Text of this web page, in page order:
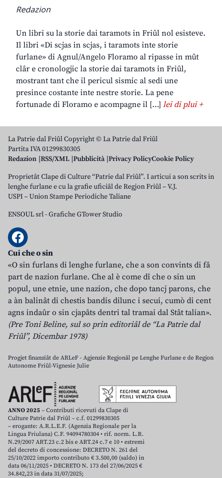
Redazion
Un libri su la storie dai taramots in Friûl nol esisteve.
Il libri «Di scjas in scjas, i taramots inte storie
furlane» di Agnul/Angelo Floramo al ripasse in mût
clâr e cronologjic la storie dai taramots in Friûl,
mostrant tant che il pericul sismic al sedi une
presince costante inte nestre storie. La pene
fortunade di Floramo e acompagne il […] lei di plui +
La Patrie dal Friûl Copyright © La Patrie dal Friûl
Partita IVA 01299830305
Redazion RSS/XML Pubblicità Privacy PolicyCookie Policy
Proprietât Clape di Culture “Patrie dal Friûl”. I articui a son scrits in
lenghe furlane e cu la grafie uficiâl de Regjon Friûl – V.J.
USPI – Union Stampe Periodiche Taliane
ENSOUL srl-Grafiche GTower Studio
Cui che o sin
«O sin furlans di lenghe furlane, che a son convints di fâ
part de nazion furlane. Che al è come dî che o sin un
popul, une etnie, une nazion, che dopo tancj parons, che
a àn balinât di chestis bandis dilunc i secui, cumò di cent
agns indaûr o sin cjapâts dentri tal tramai dal Stât talian».
(Pre Toni Beline, sul so prin editoriâl de “La Patrie dal
Friûl”, Dicembar 1978)
Progjet finanziât de ARLeF - Agjenzie Regjonâl pe Lenghe Furlane e de Regjon
Autonome Friûl-Vignesie Julie
ANNO 2025 – Contributi ricevuti da Clape di
Culture Patrie dal Friûl – c.f. 01299830305
– erogante: A.R.L.E.F. (Agenzia Regionale per la
Lingua Friulana) C.F. 94094780304 • rif. norm. L.R.
N.29/2007 ART.23 c.2 bis e ART.24 c.7 e 10 • estremi
del decreto di concessione: DECRETO N. 261 del
25/10/2022 importo contributo € 3.500,00 (saldo) in
data 06/11/2025 • DECRETO N. 173 del 27/06/2025 €
34.842,23 in data 31/07/2025;